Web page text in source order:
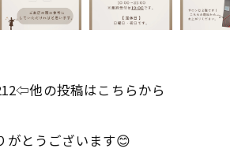
他の投稿はこちらから
がとうございます😊